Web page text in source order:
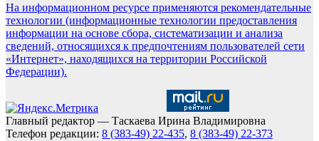
На информационном ресурсе применяются рекомендательные
технологии (информационные технологии предоставления
информации на основе сбора, систематизации и анализа
сведений, относящихся к предпочтениям пользователей сети
«Интернет», находящихся на территории Российской
Федерации).
Главный редактор — Таскаева Ирина Владимировна
Телефон редакции: 8 (383-49) 22-435, 8 (383-49) 22-373